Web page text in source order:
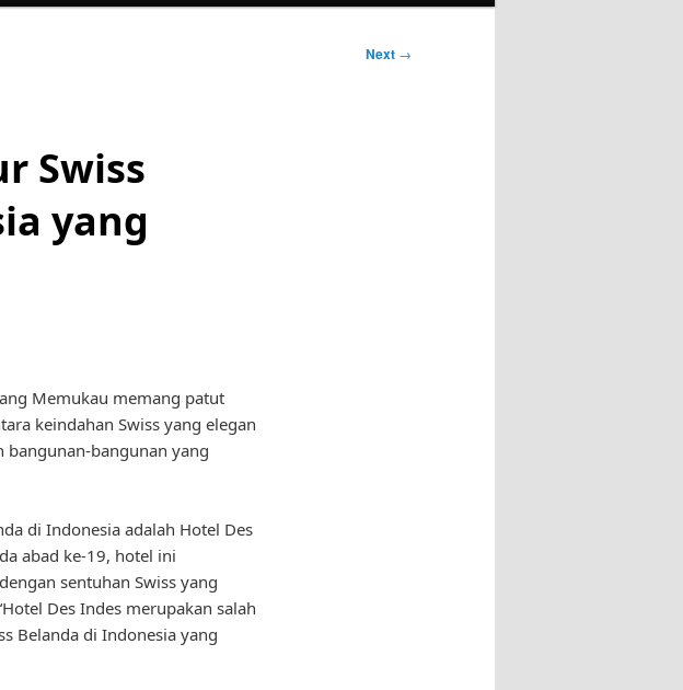
Next →
Swiss
yang
Memukau memang patut
keindahan Swiss yang elegan
bangunan-bangunan yang
di Indonesia adalah Hotel Des
abad ke-19, hotel ini
sentuhan Swiss yang
Des Indes merupakan salah
Belanda di Indonesia yang